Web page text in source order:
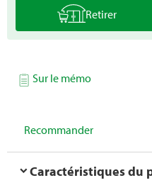
Retirer
Sur le mémo
Recommander
Caractéristiques du